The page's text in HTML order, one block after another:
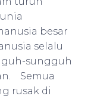
besar
selalu
sungguh
Semua
rusak di